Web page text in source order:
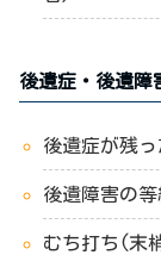
後遺症・後遺障
後遺症が残
後遺障害の
むち打ち(末